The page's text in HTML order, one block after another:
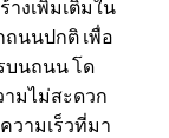
างเพิ่มเติมใน
ถนนปกติ เพื่อ
บนถนน โด
มไม่สะดวก
วามเร็วที่มา